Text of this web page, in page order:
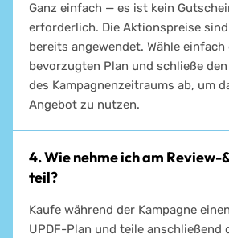
Ganz einfach — es ist kein
erforderlich. Die Aktionspreise
bereits angewendet. Wähle einfach
bevorzugten Plan und schließe
des Kampagnenzeitraums ab, um
Angebot zu nutzen.
4. Wie nehme ich am
teil?
Kaufe während der Kampagne
UPDF-Plan und teile anschließend